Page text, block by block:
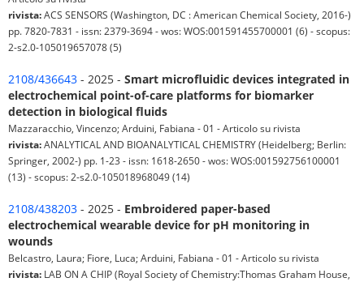
rivista:ACS SENSORS (Washington, DC : American Chemical Society, 2016-)
pp. 7820-7831 - issn: 2379-3694 - wos: WOS:001591455700001 (6) - scopus:
2-s2.0-105019657078 (5)
2108/436643 - 2025 - Smart microfluidic devices integrated in
electrochemical point-of-care platforms for biomarker
detection in biological fluids
Mazzaracchio, Vincenzo; Arduini, Fabiana - 01 - Articolo su rivista
rivista:ANALYTICAL AND BIOANALYTICAL CHEMISTRY (Heidelberg; Berlin:
Springer, 2002-) pp. 1-23 - issn: 1618-2650 - wos: WOS:001592756100001
(13) - scopus: 2-s2.0-105018968049 (14)
2108/438203 - 2025 - Embroidered paper-based
electrochemical wearable device for pH monitoring in
wounds
Belcastro, Laura; Fiore, Luca; Arduini, Fabiana - 01 - Articolo su rivista
rivista: LAB ON A CHIP (Royal Society of Chemistry:Thomas Graham House,